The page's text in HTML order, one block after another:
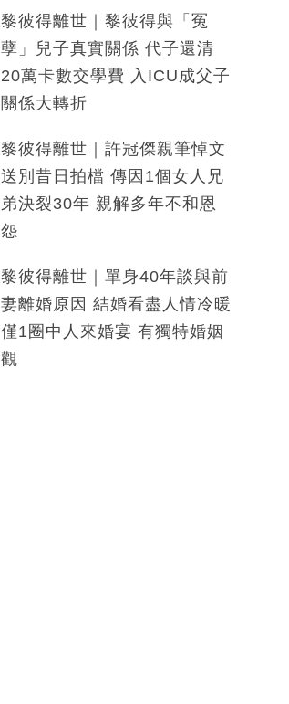
黎彼得離世｜黎彼得與「冤
孽」兒子真實關係 代子還清
20萬卡數交學費 入ICU成父子
關係大轉折
黎彼得離世｜許冠傑親筆悼文
送別昔日拍檔 傳因1個女人兄
弟決裂30年 親解多年不和恩
怨
黎彼得離世｜單身40年談與前
妻離婚原因 結婚看盡人情冷暖
僅1圈中人來婚宴 有獨特婚姻
觀